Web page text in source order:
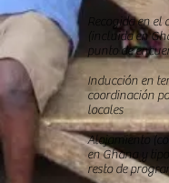
Recogida en
(incluida en
punto de
Inducción en
coordinación
locales
Alojamiento
en Ghana y
resto de